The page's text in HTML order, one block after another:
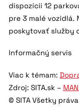
dispozícii 12
pre 3 malé vozidlá.
poskytovať služby
Informačný servis
Viac k témam:
Zdroj: SITA.sk –
© SITA Všetky